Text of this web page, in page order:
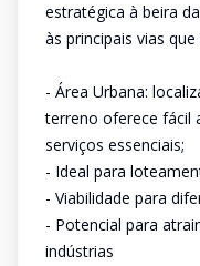
estratégica à beira
às principais vias
- Área Urbana:
terreno oferece fácil
serviços essenciais;
- Ideal para
- Viabilidade para
- Potencial para
indústrias